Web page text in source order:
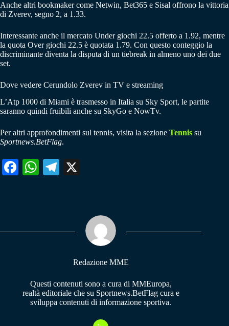
Anche altri bookmaker come Netwin, Bet365 e Sisal offrono la vittoria
di Zverev, segno 2, a 1.33.
Interessante anche il mercato Under giochi 22.5 offerto a 1.92, mentre
la quota Over giochi 22.5 è quotata 1.79. Con questo conteggio la
discriminante diventa la disputa di un tiebreak in almeno uno dei due
set.
Dove vedere Cerundolo Zverev in TV e streaming
L’Atp 1000 di Miami è trasmesso in Italia su Sky Sport, le partite
saranno quindi fruibili anche su SkyGo e NowTv.
Per altri approfondimenti sul tennis, visita la sezione Tennis su
Sportnews.BetFlag.
Fa W
pp
Te
m
Redazione MME
Questi contenuti sono a cura di MMEuropa,
realtà editoriale che su Sportnews.BetFlag cura e
sviluppa contenuti di informazione sportiva.